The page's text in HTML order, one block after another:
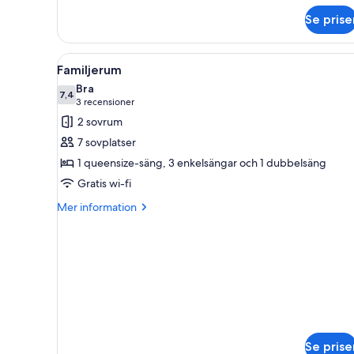
Se
Öppna
alla
foton
för
Familjerum
Ett modernt vardagsrum
8
Familjerum
7,47,4 av 10
Bra
3 recensioner
(3 recensioner)
2 sovrum
7 sovplatser
1 queensize-säng, 3 enkelsängar och 1 dubbelsäng
Gratis wi-fi
Mer information
Mer
Se